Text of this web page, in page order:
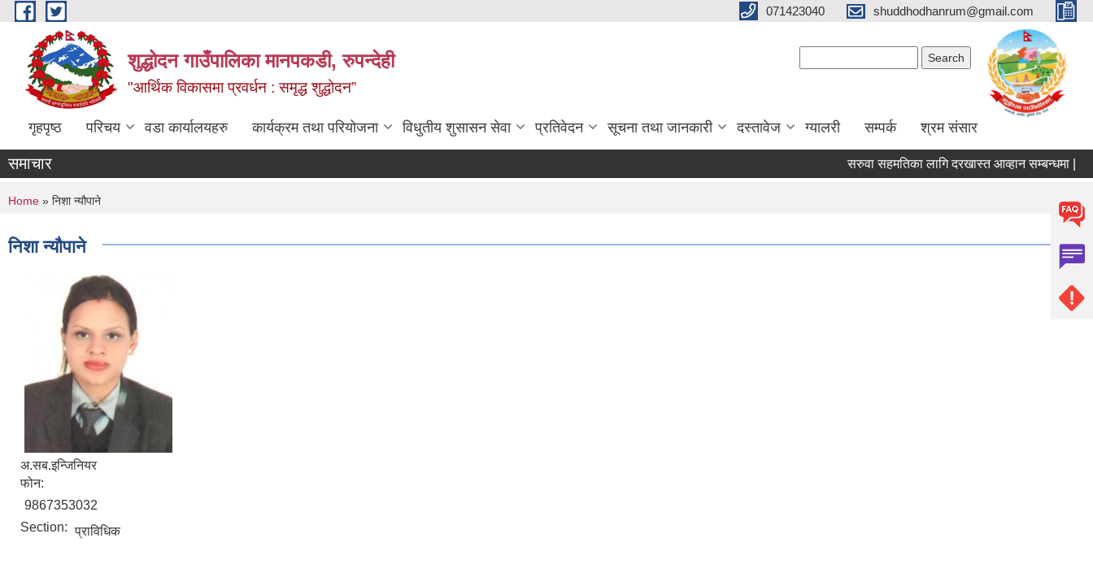
Skip to main content 071423040 shuddhodhanrum@gmail.com
शुद्धोदन गाउँपालिका मानपकडी, रुपन्देही
"आर्थिक विकासमा प्रवर्धन : समृद्ध शुद्धोदन”
गृहपृष्ठ परिचय वडा कार्यालयहरु कार्यक्रम तथा परियोजना विधुतीय शुसासन सेवा प्रतिवेदन सूचना तथा जानकारी दस्तावेज ग्यालरी सम्पर्क श्रम संसार
समाचार सरुवा सहमतिका लागि दरखास्त आव्हान सम्बन्धमा | पशु
You are here
Home » निशा न्यौपाने
निशा न्यौपाने
अ.सब.इन्जिनियर
फोन:
9867353032
Section: प्राविधिक